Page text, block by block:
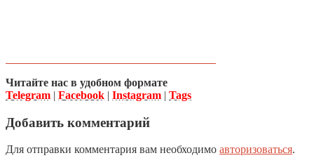
Читайте нас в удобном формате
Telegram | Facebook | Instagram | Tags
Добавить комментарий
Для отправки комментария вам необходимо авторизоваться.